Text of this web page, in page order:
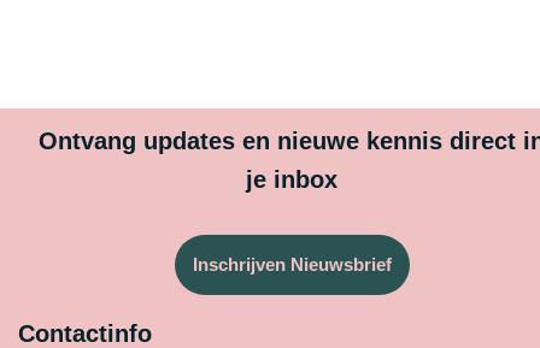
Ontvang updates en nieuwe kennis direct
je inbox
Inschrijven Nieuwsbrief
Contactinfo